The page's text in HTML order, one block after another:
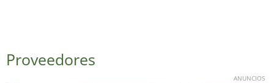
Proveedores
ANUNCIOS